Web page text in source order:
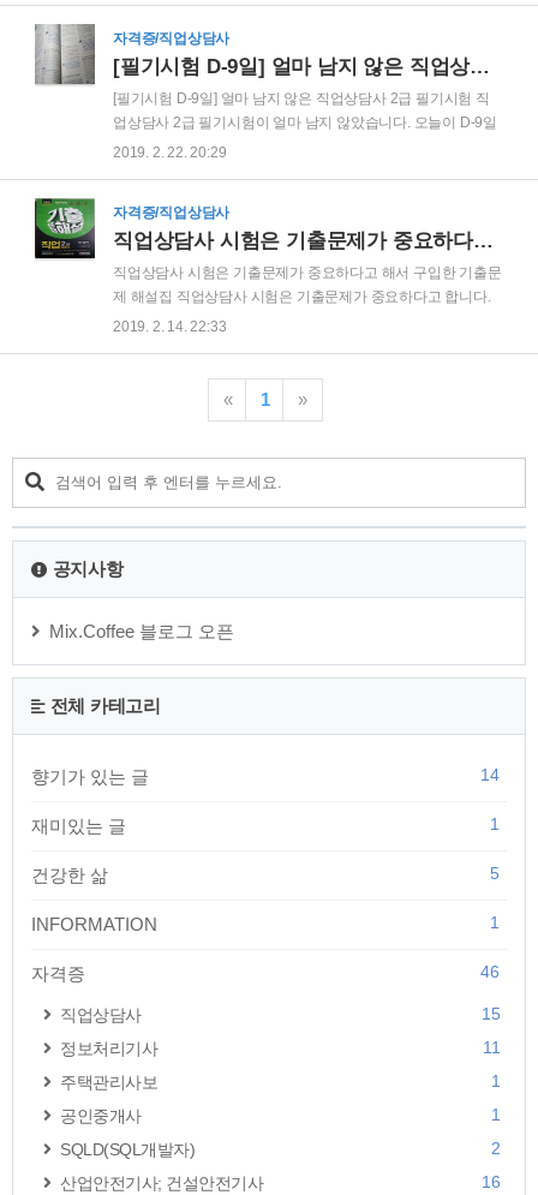
서관 개방을 하기도 전에 가서 자리를 맡고 학습 모드에 돌입 했
습니다. 객관식 시험이다 보니 이제부터 뭐든지 많이 자주 보는
것이 중요합니다.아는 것 모르는 것 구분 없이 닥치는 대로 문제
를 풀고 지문을 외워 버립니다. 이렇게 공부를 하다 보면 실제
자격증/직업상담사
[필기시험 D-9일] 얼마 남지 않은 직업상담사 2급 필기시험
[필기시험 D-9일] 얼마 남지 않은 직업상담사 2급 필기시험 직
업상담사 2급 필기시험이 얼마 남지 않았습니다. 오늘이 D-9일
입니다. 이번 주는 회사 회식도 많고 업무도 바빠서 거의 책을
니 초초해지기까지 해서 어쩔 수 없이 기출문제집으로 정리를
하고 있습니다. 그런데, 처음 보는 문제 유형도 있고, 봤던 것도
정답이 헷갈려서 크게 좌절하고 있습니다. 하지만, 아직은 포기
할 시기는 아니라고 스스로 굳게 믿고 있습니다. 짧은 시간이지
2019. 2. 22. 20:29
자격증/직업상담사
직업상담사 시험은 기출문제가 중요하다고 해서 구입한 기출문제 해설집
직업상담사 시험은 기출문제가 중요하다고 해서 구입한 기출문
제 해설집 직업상담사 시험은 기출문제가 중요하다고 합니다.
2019년 제1회 필기시험(3월3일)을 1달 정도 앞둔 2019년 2월
해서 1차 필기시험과목의 모든 온라인 강의를 들었지만 역시나
기억에 남는 것은 별로 없고 이 시험이 암기할 내용이 어마어마
하게 기출문제집을 구입했습니다. 시험이 20일도 남지 않은 상
황에서 새로운 책을 구입하는 모험을 해 버렸지만 그래도 남은
시간 최선을 다해서 새로 구입한 기출문제집으..
2019. 2. 14. 22:33
« 1 »
공지사항
Mix.Coffee 블로그 오픈
전체 카테고리
향기가 있는 글 14
재미있는 글 1
건강한 삶 5
INFORMATION 1
자격증 46
직업상담사
15
정보처리기사
11
주택관리사보
1
공인중개사
1
SQLD(SQL개발자)
2
산업안전기사; 건설안전기사
16